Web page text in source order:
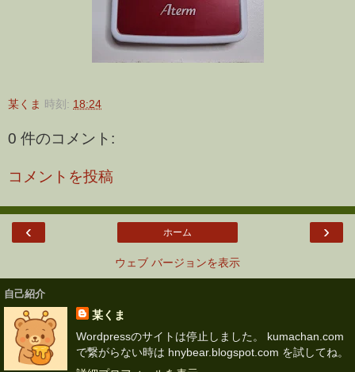
某くま 時刻: 18:24
0 件のコメント:
コメントを投稿
‹ ›
ホーム
ウェブ バージョンを表示
自己紹介
某くま
Wordpressのサイトは停止しました。 kumachan.com
で繋がらない時は hnybear.blogspot.com を試してね。